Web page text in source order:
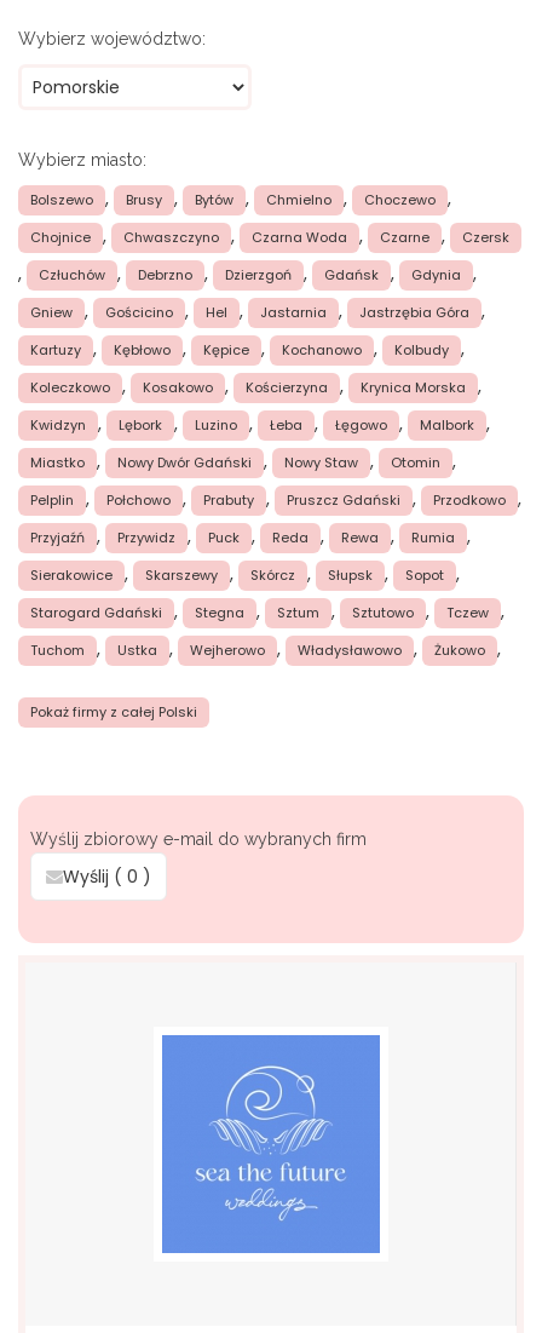
Wybierz województwo:
Wybierz miasto:
Bolszewo , Brusy , Bytów , Chmielno , Choczewo ,
Chojnice , Chwaszczyno , Czarna Woda , Czarne , Czersk
, Człuchów , Debrzno , Dzierzgoń , Gdańsk , Gdynia ,
Gniew , Gościcino , Hel , Jastarnia , Jastrzębia Góra ,
Kartuzy , Kębłowo , Kępice , Kochanowo , Kolbudy ,
Koleczkowo , Kosakowo , Kościerzyna , Krynica Morska ,
Kwidzyn , Lębork , Luzino , Łeba , Łęgowo , Malbork ,
Miastko , Nowy Dwór Gdański , Nowy Staw , Otomin ,
Pelplin , Połchowo , Prabuty , Pruszcz Gdański , Przodkowo ,
Przyjaźń , Przywidz , Puck , Reda , Rewa , Rumia ,
Sierakowice , Skarszewy , Skórcz , Słupsk , Sopot ,
Starogard Gdański , Stegna , Sztum , Sztutowo , Tczew ,
Tuchom , Ustka , Wejherowo , Władysławowo , Żukowo ,
Pokaż firmy z całej Polski
Wyślij zbiorowy e-mail do wybranych firm
Wyślij ( 0 )